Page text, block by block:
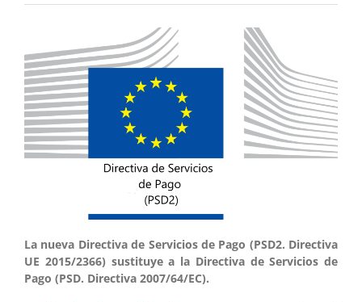
La nueva Directiva de Servicios de Pago (PSD2. Directiva
UE 2015/2366) sustituye a la Directiva de Servicios de
Pago (PSD. Directiva 2007/64/EC).